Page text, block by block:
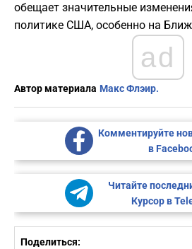
обещает значительные
политике США, особенно на
ad
Автор материала Макс Флэир.
Комментируйте
в
Читайте
Курсор в
Поделиться: